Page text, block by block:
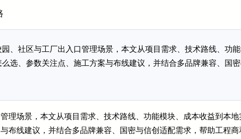
、社区与工厂出入口管理场景，本文从项目需求、技术路线、功
选、参数关注点、施工方案与布线建议，并结合多品牌兼容、国密
理场景，本文从项目需求、技术路线、功能模块、成本收益到本
布线建议，并结合多品牌兼容、国密与信创适配需求，帮助工程商